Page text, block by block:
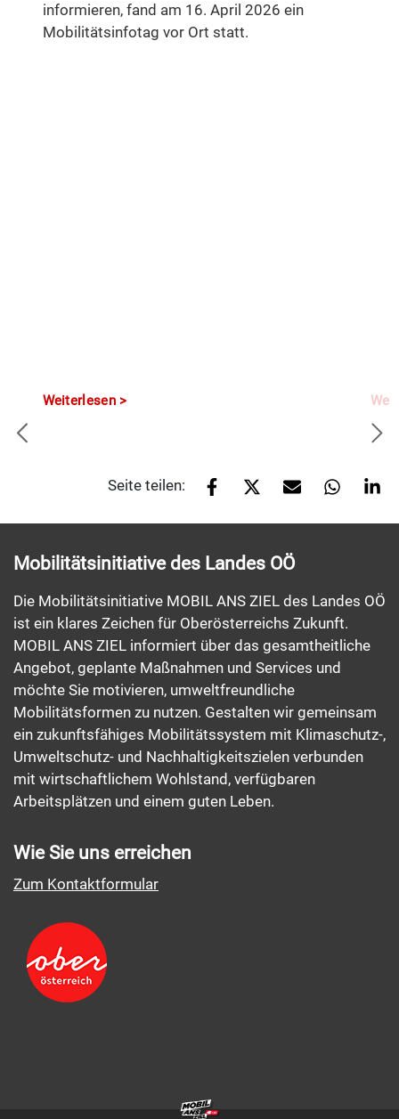
informieren, fand am 16. April 2026 ein
Mobilitätsinfotag vor Ort statt.
Weiterlesen
Seite teilen:
Mobilitätsinitiative des Landes OÖ
Die Mobilitätsinitiative MOBIL ANS ZIEL des Landes OÖ
ist ein klares Zeichen für Oberösterreichs Zukunft.
MOBIL ANS ZIEL informiert über das gesamtheitliche
Angebot, geplante Maßnahmen und Services und
möchte Sie motivieren, umweltfreundliche
Mobilitätsformen zu nutzen. Gestalten wir gemeinsam
ein zukunftsfähiges Mobilitätssystem mit Klimaschutz-,
Umweltschutz- und Nachhaltigkeitszielen verbunden
mit wirtschaftlichem Wohlstand, verfügbaren
Arbeitsplätzen und einem guten Leben.
Wie Sie uns erreichen
Zum Kontaktformular